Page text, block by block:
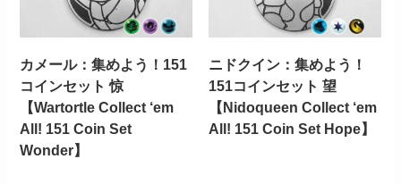
カメール：集めよう！151
コインセット 惊
【Wartortle Collect ‘em
All! 151 Coin Set
Wonder】
ニドクイン：集めよう！
151コインセット 望
【Nidoqueen Collect ‘em
All! 151 Coin Set Hope】